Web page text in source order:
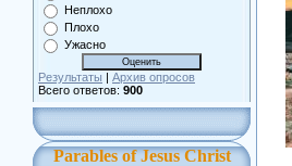
Неплохо
Плохо
Ужасно
Результаты | Архив опросов
Всего ответов: 900
Parables of Jesus Christ